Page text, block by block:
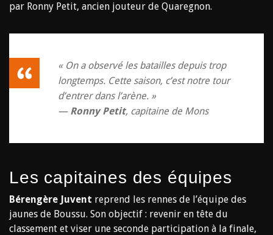
par Ronny Petit, ancien jouteur de Quaregnon.
« On a observé les batailles depuis trop
longtemps. Cette saison, c’est notre tour
d’entrer dans l’arène. »
— Ronny Petit, capitaine de Mons
Les capitaines des équipes
Bérengère Juvent reprend les rennes de l’équipe des
jaunes de Boussu. Son objectif : revenir en tête du
classement et viser une seconde participation à la finale,